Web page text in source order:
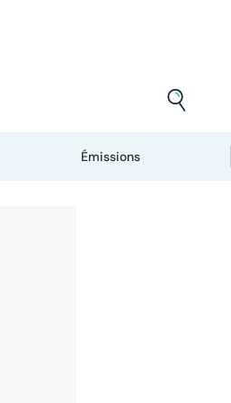
Émissions